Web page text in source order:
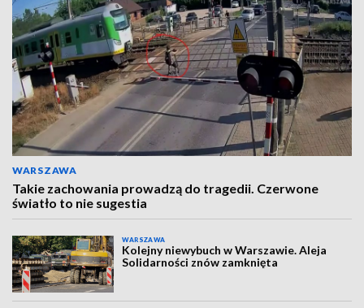
WARSZAWA
Takie zachowania prowadzą do tragedii. Czerwone
światło to nie sugestia
WARSZAWA
Kolejny niewybuch w Warszawie. Aleja
Solidarności znów zamknięta